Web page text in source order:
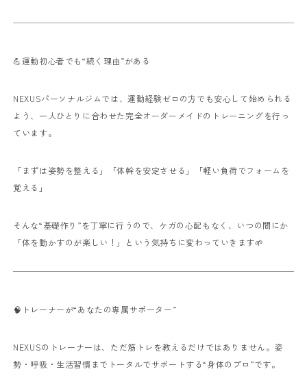
💪運動初心者でも“続く理由”がある
NEXUSパーソナルジムでは、運動経験ゼロの方でも安心して始められる
よう、一人ひとりに合わせた完全オーダーメイドのトレーニングを行っ
ています。
「まずは姿勢を整える」「体幹を安定させる」「軽い負荷でフォームを
覚える」
そんな“基礎作り”を丁寧に行うので、ケガの心配もなく、いつの間にか
「体を動かすのが楽しい！」という気持ちに変わっていきます🌱
🧠トレーナーが“あなたの専属サポーター”
NEXUSのトレーナーは、ただ筋トレを教えるだけではありません。姿
勢・呼吸・生活習慣までトータルでサポートする“身体のプロ”です。